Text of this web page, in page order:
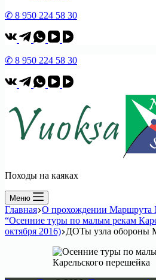
✆ 8 950 224 58 30
✆ 8 950 224 58 30
Походы на каяках
Меню
Главная О прохождении Маршрута
“Осенние туры по малым рекам
октября 2016) ДОТы узла обороны